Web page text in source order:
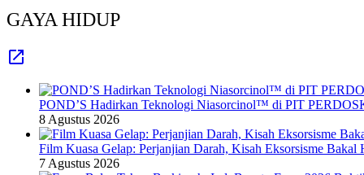
GAYA HIDUP
POND’S Hadirkan Teknologi Niasorcinol™ di PIT
8 Agustus 2026
Film Kuasa Gelap: Perjanjian Darah, Kisah Eksorsisme
7 Agustus 2026